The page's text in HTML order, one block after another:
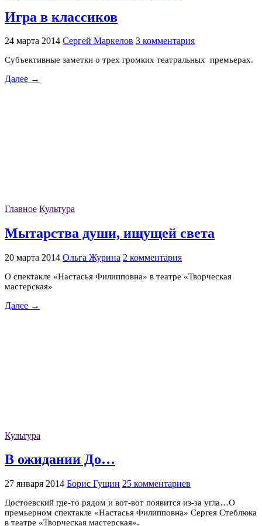
Игра в классиков
24 марта 2014 Сергей Маркелов 3 комментария
Субъективные заметки о трех громких театральных премьерах.
Далее →
Главное Культура
Мытарства души, ищущей света
20 марта 2014 Ольга Журина 2 комментария
О спектакле «Настасья Филипповна» в театре «Творческая
мастерская»
Далее →
Культура
В ожидании До…
27 января 2014 Борис Гущин 25 комментариев
Достоевский где-то рядом и вот-вот появится из-за угла…О
премьерном спектакле «Настасья Филипповна» Сергея Стеблюка
в театре «Творческая мастерская».